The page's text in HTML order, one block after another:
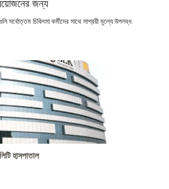
জন্য
চিকিৎসা কর্মীদের সাথে সাশ্রয়ী মূল্যে উপলব্ধ
হাসপাতাল